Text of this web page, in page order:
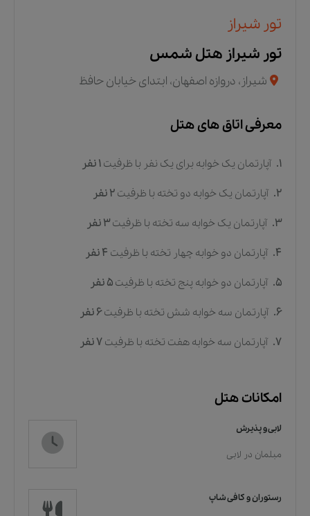
تور شیراز
تور شیراز هتل شمس
شيراز، دروازه اصفهان، ابتدای خیابان حافظ
معرفی اتاق های هتل
1. آپارتمان یک خوابه برای یک نفر با ظرفیت 1 نفر
2. آپارتمان یک خوابه دو تخته با ظرفیت 2 نفر
3. آپارتمان یک خوابه سه تخته با ظرفیت 3 نفر
4. آپارتمان دو خوابه چهار تخته با ظرفیت 4 نفر
5. آپارتمان دو خوابه پنج تخته با ظرفیت 5 نفر
6. آپارتمان سه خوابه شش تخته با ظرفیت 6 نفر
7. آپارتمان سه خوابه هفت تخته با ظرفیت 7 نفر
امکانات هتل
لابی و پذیرش
مبلمان در لابی
رستوران و کافی شاپ